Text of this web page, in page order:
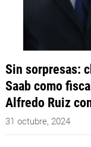
Sin sorpresas:
Saab como
Alfredo Ruiz
31 octubre, 2024